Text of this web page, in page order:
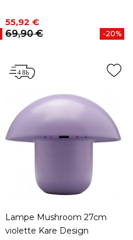
Prix
55,92 €
Prix de base
69,90 €
-20%
Lampe Mushroom 27cm
violette Kare Design